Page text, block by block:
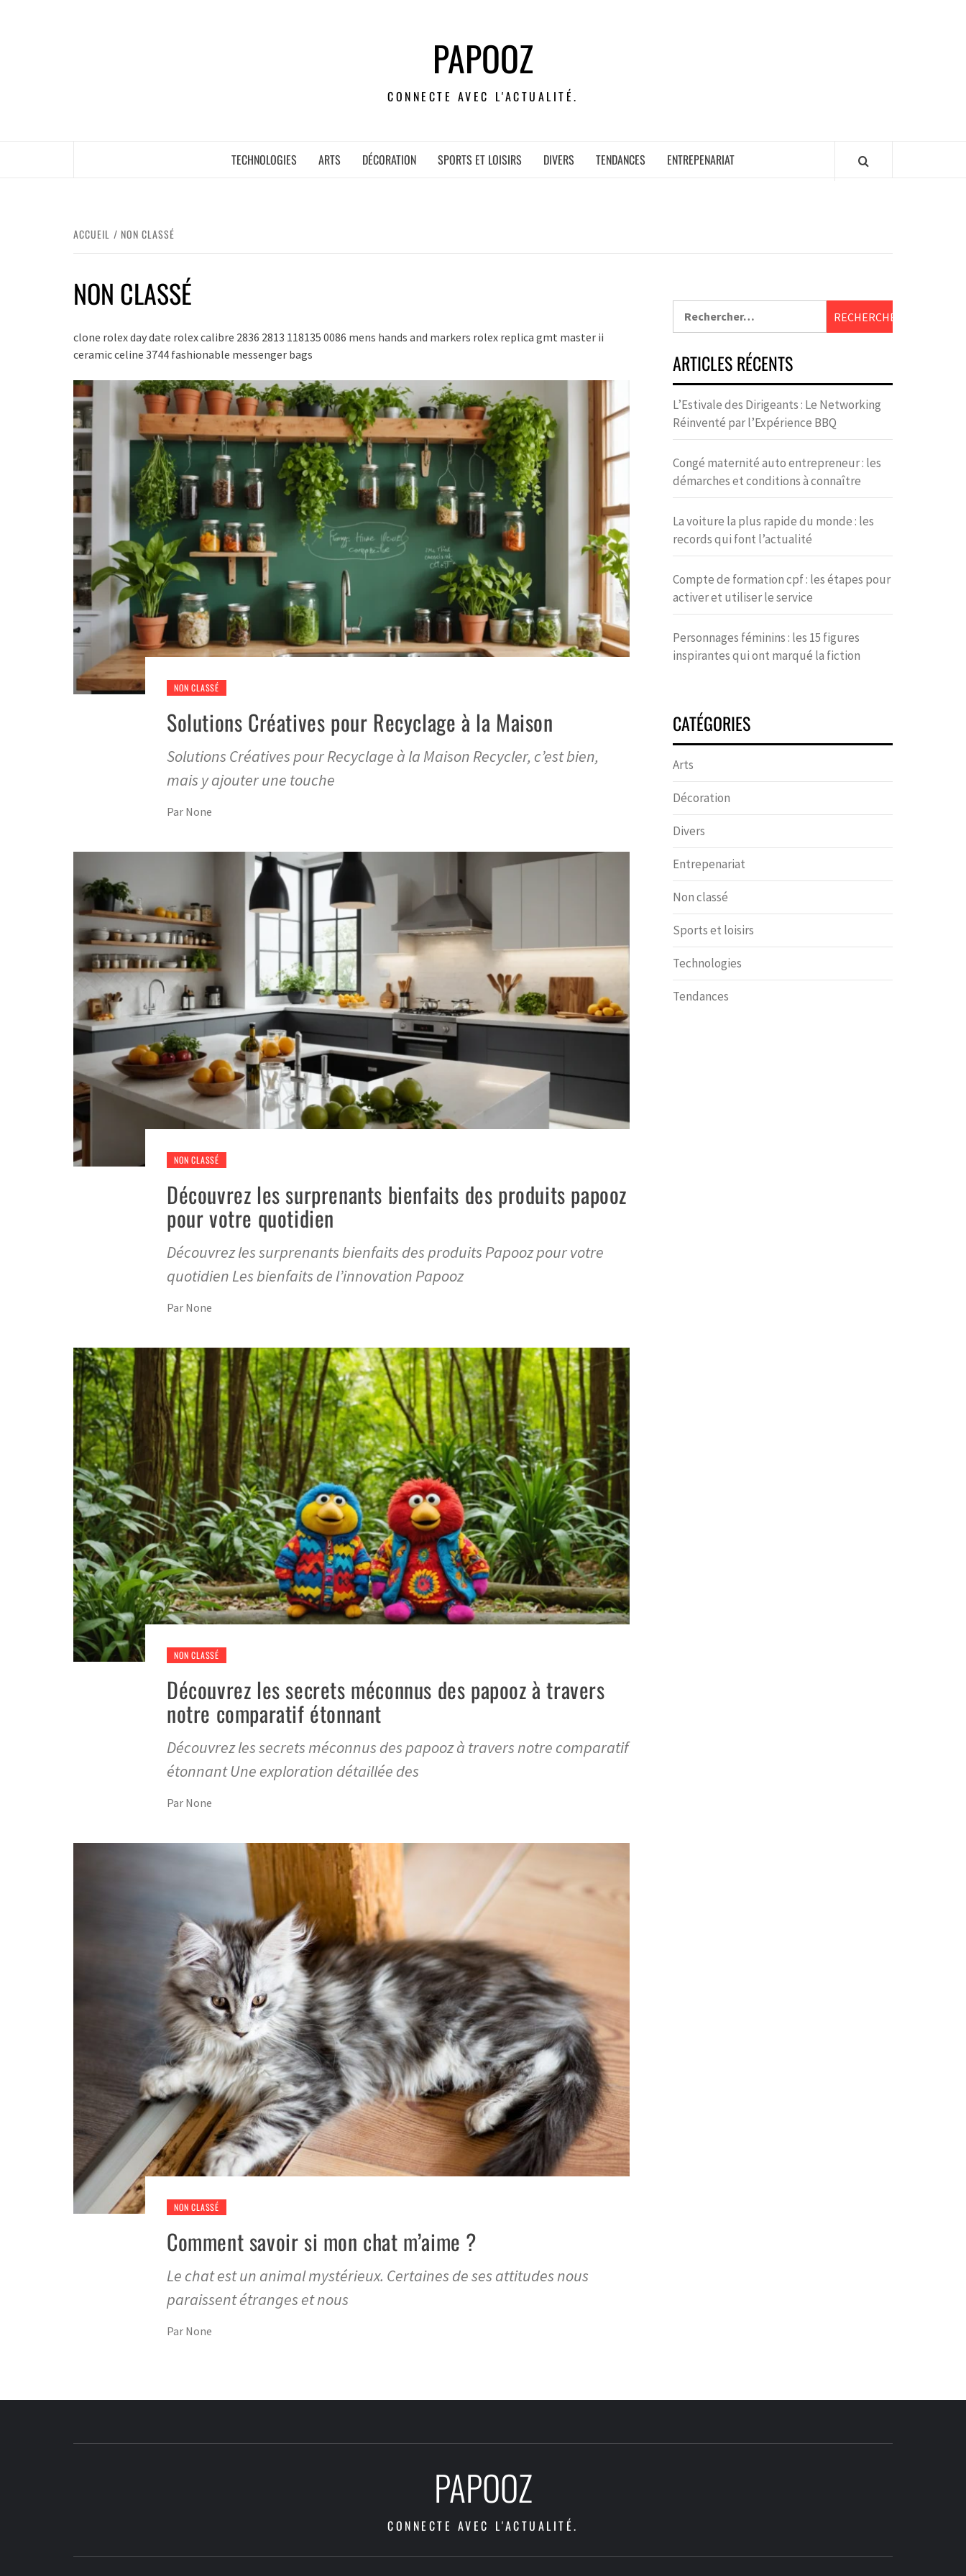
PAPOOZ
CONNECTE AVEC L'ACTUALITÉ.
TECHNOLOGIES ARTS DÉCORATION SPORTS ET LOISIRS DIVERS TENDANCES ENTREPENARIAT
ACCUEIL NON CLASSÉ
NON CLASSÉ
clone rolex day date rolex calibre 2836 2813 118135 0086 mens hands and markers rolex replica gmt master ii
ceramicceline 3744 fashionable messenger bags
NON CLASSÉ
Solutions Créatives pour Recyclage à la Maison
Solutions Créatives pour Recyclage à la Maison Recycler, c’est bien,
mais y ajouter une touche
Par None
NON CLASSÉ
Découvrez les surprenants bienfaits des produits papooz
pour votre quotidien
Découvrez les surprenants bienfaits des produits Papooz pour votre
quotidien Les bienfaits de l’innovation Papooz
Par None
NON CLASSÉ
Découvrez les secrets méconnus des papooz à travers
notre comparatif étonnant
Découvrez les secrets méconnus des papooz à travers notre comparatif
étonnant Une exploration détaillée des
Par None
NON CLASSÉ
Comment savoir si mon chat m’aime ?
Le chat est un animal mystérieux. Certaines de ses attitudes nous
paraissent étranges et nous
Par None
ARTICLES RÉCENTS
L’Estivale des Dirigeants : Le Networking
Réinventé par l’Expérience BBQ
Congé maternité auto entrepreneur : les
démarches et conditions à connaître
La voiture la plus rapide du monde : les
records qui font l’actualité
Compte de formation cpf : les étapes pour
activer et utiliser le service
Personnages féminins : les 15 figures
inspirantes qui ont marqué la fiction
CATÉGORIES
Arts
Décoration
Divers
Entrepenariat
Non classé
Sports et loisirs
Technologies
Tendances
PAPOOZ
CONNECTE AVEC L'ACTUALITÉ.